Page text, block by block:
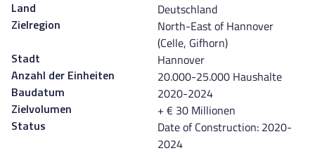
Land Deutschland
Zielregion
North-East of Hannover
(Celle, Gifhorn)
Stadt Hannover
Anzahl der Einheiten 20.000-25.000 Haushalte
Baudatum 2020-2024
Zielvolumen + € 30 Millionen
Status
Date of Construction: 2020-
2024